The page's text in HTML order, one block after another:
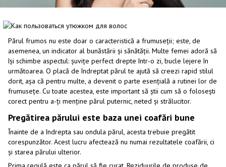
Părul frumos nu este doar o caracteristică a frumuseții; este, de
asemenea, un indicator al bunăstării și sănătății. Multe femei adoră să
își schimbe aspectul: șuvițe perfect drepte într-o zi, bucle lejere în
următoarea. O placă de îndreptat părul te ajută să creezi rapid stilul
dorit, așa că pentru multe, a devenit o parte esențială a rutinei lor de
frumusețe. Cu toate acestea, este important să știi cum să o folosești
corect pentru a-ți menține părul puternic, neted și strălucitor.
Pregătirea părului este baza unei coafări bune
Înainte de a îndrepta sau ondula părul, acesta trebuie pregătit
corespunzător. Acest lucru afectează nu numai rezultatele coafării, ci
și starea părului ulterior.